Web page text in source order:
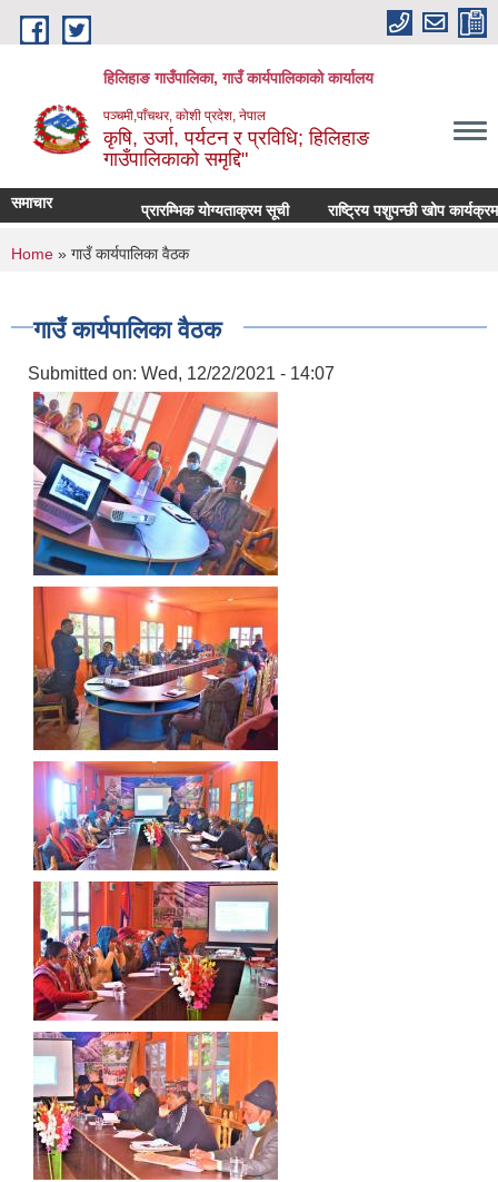
Skip to main content
हिलिहाङ गाउँपालिका, गाउँ कार्यपालिकाको कार्यालय
पञ्चमी,पाँचथर, कोशी प्रदेश, नेपाल
कृषि, उर्जा, पर्यटन र प्रविधि; हिलिहाङ
गाउँपालिकाको समृद्दि"
समाचार प्रारम्भिक योग्यताक्रम सूची राष्ट्रिय पशुपन्छी खोप
You are here
Home » गाउँ कार्यपालिका वैठक
गाउँ कार्यपालिका वैठक
Submitted on: Wed, 12/22/2021 - 14:07